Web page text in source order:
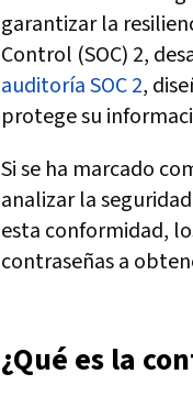
garantizar la
Control (SOC) 2,
auditoría SOC 2,
protege su
Si se ha marcado
analizar la
esta conformidad,
contraseñas a
¿Qué es la